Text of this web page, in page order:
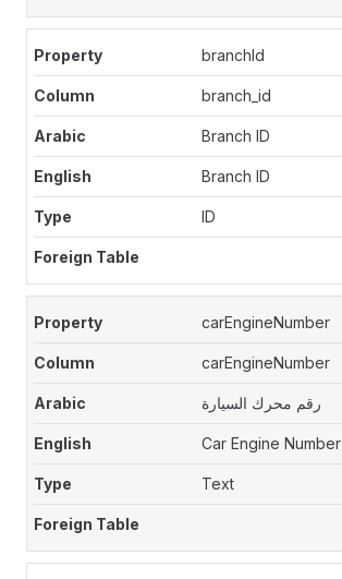
branchId
branch_id
Branch ID
Branch ID
ID
carEngineNumber
carEngineNumber
رقم محرك السيارة
Car Engine Number
Text